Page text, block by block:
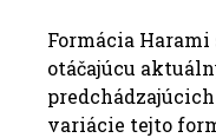
Formácia Harami
otáčajúcu
variácie tejto